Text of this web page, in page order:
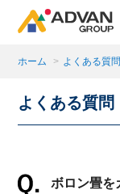
商品ページにあ
商品がここに表
ホーム > よくある質問
よくある質問
ボロン畳を